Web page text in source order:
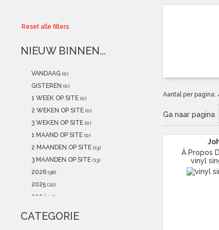
Kadobonnen
POSTERS(NEW)
Alle artikelen
Reset alle filters
NIEUW BINNEN...
VANDAAG (0)
GISTEREN (0)
1 WEEK OP SITE (0)
2 WEKEN OP SITE (0)
3 WEKEN OP SITE (0)
1 MAAND OP SITE (0)
2 MAANDEN OP SITE (13)
3 MAANDEN OP SITE (13)
2026 (58)
2025 (22)
2024 (16)
2022 (20)
CATEGORIE
Aantal per pagina:
Ga naar pagina
À Propos
vinyl